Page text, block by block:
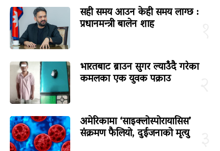
सही समय आउन केही समय लाग्छ :
प्रधानमन्त्री बालेन शाह
भारतबाट ब्राउन सुगर ल्याउँदै गरेका
कमलका एक युवक पक्राउ
अमेरिकामा ‘साइक्लोस्पोरायासिस’
संक्रमण फैलियो, दुईजनाको मृत्यु